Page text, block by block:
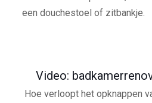
een douchestoel of zitbankje.
Video:
Hoe verloopt het opknappen